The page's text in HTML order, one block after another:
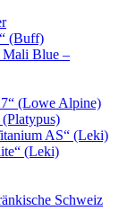
(Buff)
Mali Blue –
(Lowe Alpine)
AS“ (Leki)
(Leki)
Schweiz